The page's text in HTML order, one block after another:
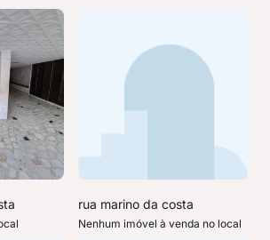
rua marino da costa
Nenhum imóvel à venda no local